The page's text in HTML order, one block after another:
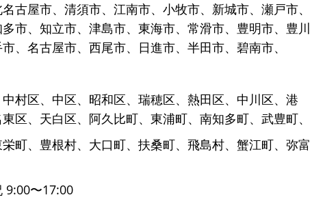
古屋市、清須市、江南市、小牧市、新城市、瀬戸市、
市、知立市、津島市、東海市、常滑市、豊明市、豊川
、名古屋市、西尾市、日進市、半田市、碧南市、
村区、中区、昭和区、瑞穂区、熱田区、中川区、港
区、天白区、阿久比町、東浦町、南知多町、武豊町、
町、豊根村、大口町、扶桑町、飛島村、蟹江町、弥富
9:00〜17:00